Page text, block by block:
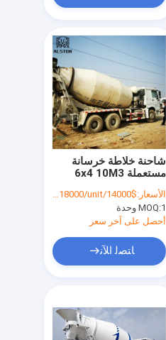
شاحنة خلاطة خرسانة
مستعملة 6x4 10M3
جاهزة Howo
الأسعار:$14000/unit-$18000/unit
MOQ:1 وحدة
أحصل على آخر سعر
ﺎﺘﺼﻟ ﺍﻶﻧ